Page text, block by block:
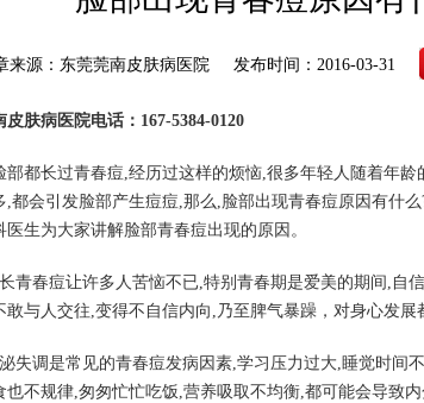
来源：东莞莞南皮肤病医院 发布时间：2016-03-31
皮肤病医院电话：167-5384-0120
部都长过青春痘,经历过这样的烦恼,很多年轻人随着年
,都会引发脸部产生痘痘,那么,脸部出现青春痘原因有什
医生为大家讲解脸部青春痘出现的原因。
青春痘让许多人苦恼不已,特别青春期是爱美的期间,自
敢与人交往,变得不自信内向,乃至脾气暴躁，对身心发展
失调是常见的青春痘发病因素,学习压力过大,睡觉时间
也不规律,匆匆忙忙吃饭,营养吸取不均衡,都可能会导致内